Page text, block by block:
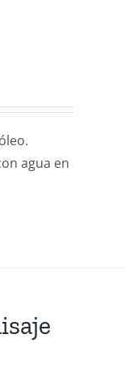
agua en